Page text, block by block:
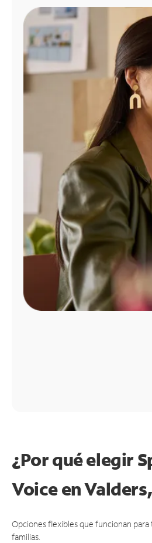
Administrar
cuenta
Encuentra
tienda
¿Por qué elegir
Voice en
Opciones flexibles que funcionan
familias.